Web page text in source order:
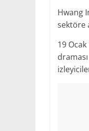
Hwang
sektöre
19